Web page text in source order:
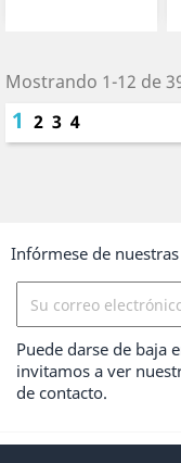
Mostrando 1-12 de
1 2 3 4
Infórmese de
Puede darse de baja
invitamos a ver
de contacto.